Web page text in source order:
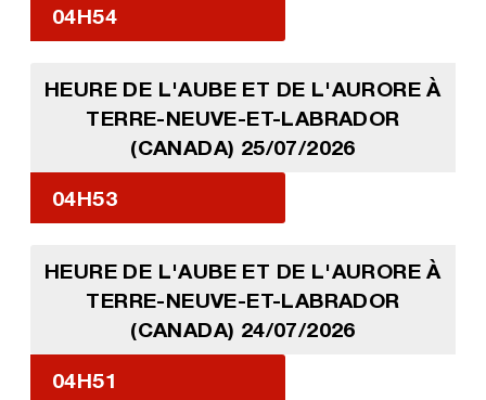
04H54
HEURE DE L'AUBE ET DE L'AURORE À
TERRE-NEUVE-ET-LABRADOR
(CANADA) 25/07/2026
04H53
HEURE DE L'AUBE ET DE L'AURORE À
TERRE-NEUVE-ET-LABRADOR
(CANADA) 24/07/2026
04H51